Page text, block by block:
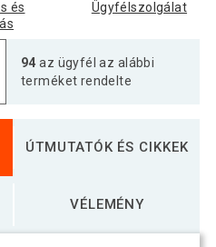
és
Ügyfélszolgálat
94 az ügyfél az alábbi
terméket rendelte
ÚTMUTATÓK ÉS CIKKEK
VÉLEMÉNY